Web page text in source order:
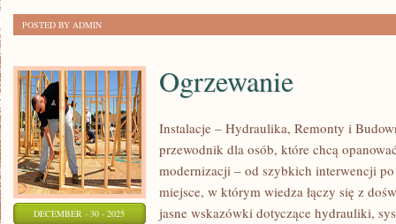
POSTED BY ADMIN
DECEMBER - 30 - 2025
Ogrzewanie
Instalacje – Hydraulika, Remonty i
przewodnik dla osób, które chcą
modernizacji – od szybkich interwencji
miejsce, w którym wiedza łączy się z
jasne wskazówki dotyczące hydrauliki,